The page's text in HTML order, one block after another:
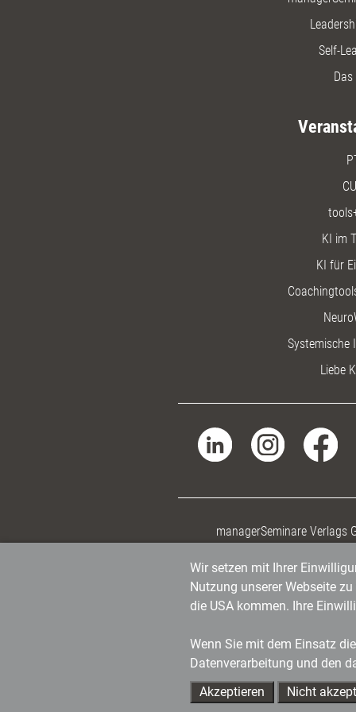
Self-
KI im
KI für
Systemische
Liebe
managerSeminare Verlags
Wir setzen mit Ihrer
Nutzung unserer Webseite
die USA kommen. Ihre
Wenn Sie mit dem Einsatz
Datenverarbeitung und den
Akzeptieren
Nicht